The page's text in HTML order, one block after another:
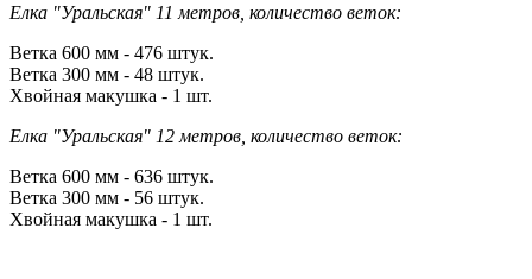
Елка "Уральская" 11 метров, количество веток:
Ветка 600 мм - 476 штук.
Ветка 300 мм - 48 штук.
Хвойная макушка - 1 шт.
Елка "Уральская" 12 метров, количество веток:
Ветка 600 мм - 636 штук.
Ветка 300 мм - 56 штук.
Хвойная макушка - 1 шт.